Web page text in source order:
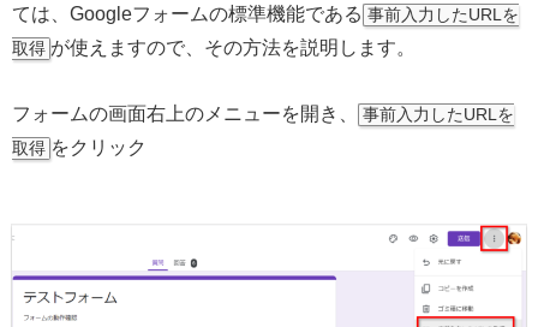
ては、Googleフォームの標準機能である 事前入力したURLを
取得 が使えますので、その方法を説明します。
フォームの画面右上のメニューを開き、
事前入力したURLを
取得 をクリック